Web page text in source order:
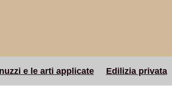
e le arti applicate Edilizia privata